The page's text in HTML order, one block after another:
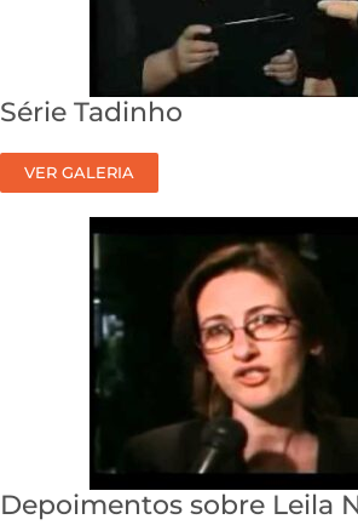
Série Tadinho
VER GALERIA
Depoimentos sobre Leila